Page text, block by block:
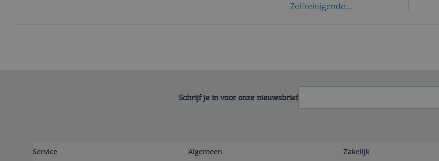
Zelfreinigende
Schrijf je in voor onze nieuwsbrief
Service
Algemeen
Zakelijk